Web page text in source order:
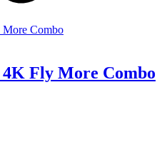
Fly More Combo